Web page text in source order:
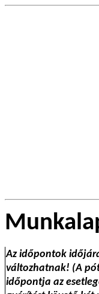
Az időpontok
változhatnak! (A
időpontja az